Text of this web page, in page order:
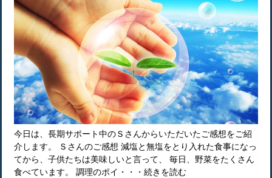
今日は、長期サポート中のＳさんからいただいたご感想をご紹
介します。 Ｓさんのご感想 減塩と無塩をとり入れた食事になっ
てから、子供たちは美味しいと言って、 毎日、野菜をたくさん
食べています。 調理のポイ・・・続きを読む